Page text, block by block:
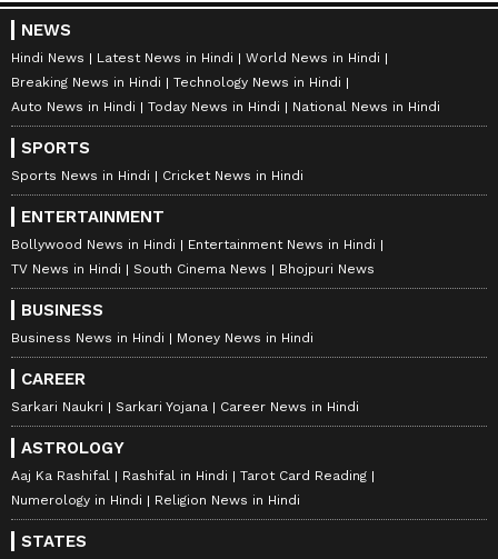
NEWS
Hindi News Latest News in Hindi
World News in Hindi
Breaking News in Hindi
Technology News in Hindi
Auto News in Hindi
Today News in Hindi National News in Hindi
SPORTS
Sports News in Hindi Cricket News in Hindi
ENTERTAINMENT
Bollywood News in Hindi
Entertainment News in Hindi
TV News in Hindi
South Cinema News Bhojpuri News
BUSINESS
Business News in Hindi Money News in Hindi
CAREER
Sarkari Naukri Sarkari Yojana Career News in Hindi
ASTROLOGY
Aaj Ka Rashifal Rashifal in Hindi
Tarot Card Reading
Numerology in Hindi
Religion News in Hindi
STATES